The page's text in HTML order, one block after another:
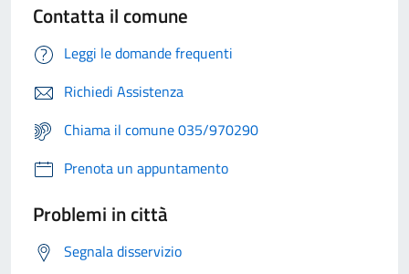
Contatta il comune
Leggi le domande frequenti
Richiedi Assistenza
Chiama il comune 035/970290
Prenota un appuntamento
Problemi in città
Segnala disservizio